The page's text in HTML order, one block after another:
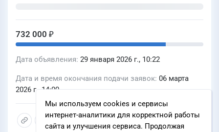
Мы используем cookies и сервисы
интернет-аналитики для корректной работы
сайта и улучшения сервиса. Продолжая
732 000 ₽
Дата объявления 29 января 2026 г., 10:22
Дата и время окончания подачи заявок 06 марта
2026 г., 14:00